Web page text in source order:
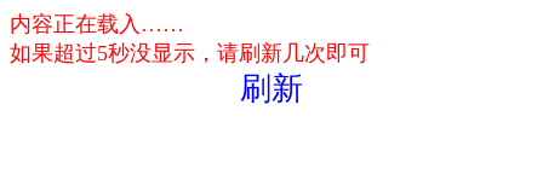
内容正在载入……
如果超过5秒没显示，请刷新几次即可
刷新